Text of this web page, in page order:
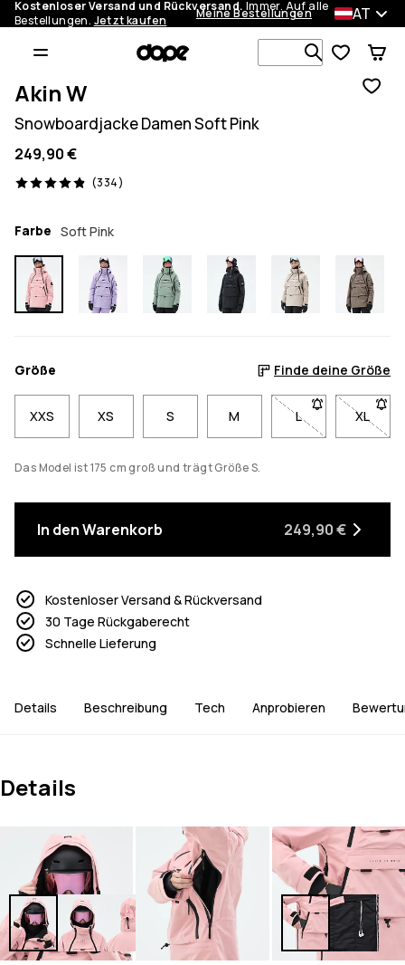
Kostenloser Versand und Rückversand. Immer. Auf alle
Bestellungen. Jetzt kaufen Meine Bestellungen AT
Akin W
Snowboardjacke Damen Soft Pink
249,90 €
(334)
334 Reviews, 4.9/5
Farbe Soft Pink
Größe Finde deine Größe
XXS XS S M L- Größe L nicht
XL
-
Das Model ist 175 cm groß und trägt Größe S.
In den Warenkorb 249,90 €
Kostenloser Versand & Rückversand
30 Tage Rückgaberecht
Schnelle Lieferung
Details Beschreibung Tech Anprobieren
Details